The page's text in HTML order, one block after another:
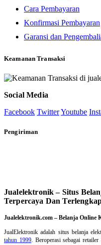
Cara Pembayaran
Konfirmasi Pembayaran
Garansi dan
Keamanan Transaksi
Social Media
Facebook TwitterYoutube
Pengiriman
Jualelektronik – Situs
Terpercaya Dan
Jualelektronik.com – Belanja Online
JualElektronik adalah situs belanja
tahun 1999. Beroperasi sebagai retailer